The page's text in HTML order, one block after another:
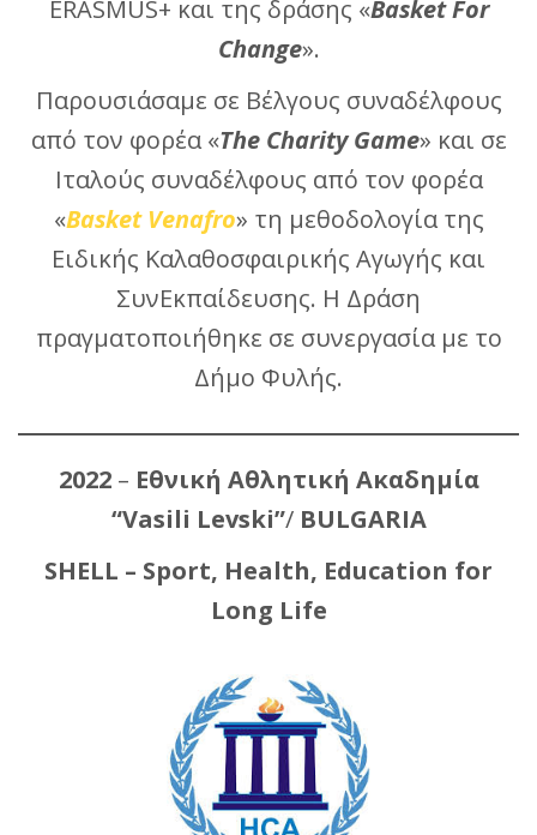
ERASMUS+ και της δράσης «Basket For
Change».
Παρουσιάσαμε σε Βέλγους συναδέλφους
από τον φορέα «The Charity Game» και σε
Ιταλούς συναδέλφους από τον φορέα
«Basket Venafro» τη μεθοδολογία της
Ειδικής Καλαθοσφαιρικής Αγωγής και
ΣυνΕκπαίδευσης. Η Δράση
πραγματοποιήθηκε σε συνεργασία με το
Δήμο Φυλής.
2022 – Εθνική Αθλητική Ακαδημία
“Vasili Levski”/ BULGARIA
SHELL – Sport, Health, Education for
Long Life